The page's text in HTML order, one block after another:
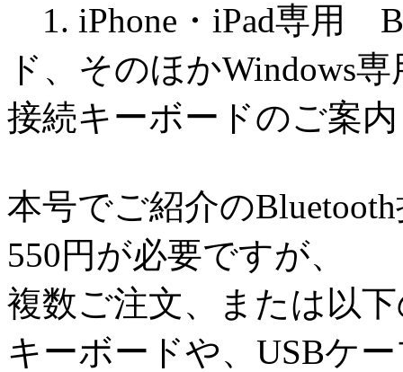
1. iPhone・iPad専用
ド、そのほかWindows
接続キーボードのご案内
本号でご紹介の
550円が必要ですが、
複数ご注文、または以
キーボードや、USBケ